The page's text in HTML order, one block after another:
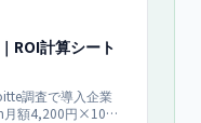
ROI計算シート
調査で導入企業
月額4,200円×10名